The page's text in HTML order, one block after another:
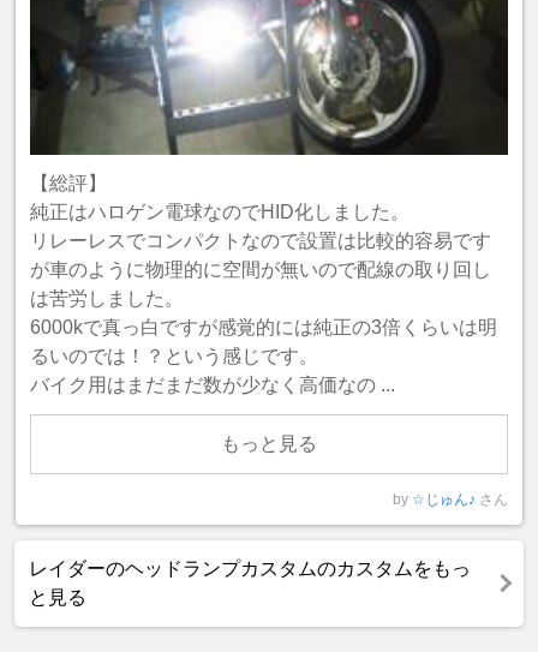
【総評】
純正はハロゲン電球なのでHID化しました。
リレーレスでコンパクトなので設置は比較的容易です
が車のように物理的に空間が無いので配線の取り回し
は苦労しました。
6000kで真っ白ですが感覚的には純正の3倍くらいは明
るいのでは！？という感じです。
バイク用はまだまだ数が少なく高価なの ...
もっと見る
by ☆じゅん♪ さん
レイダーのヘッドランプカスタムのカスタムをもっ
と見る